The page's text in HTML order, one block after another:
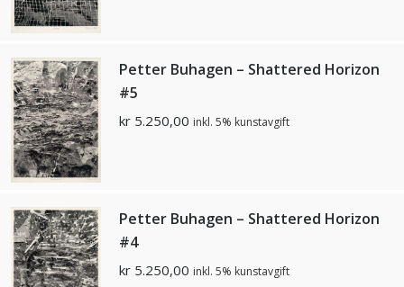
Petter Buhagen – Shattered Horizon
#5
kr 5.250,00 inkl. 5% kunstavgift
Petter Buhagen – Shattered Horizon
#4
kr 5.250,00 inkl. 5% kunstavgift